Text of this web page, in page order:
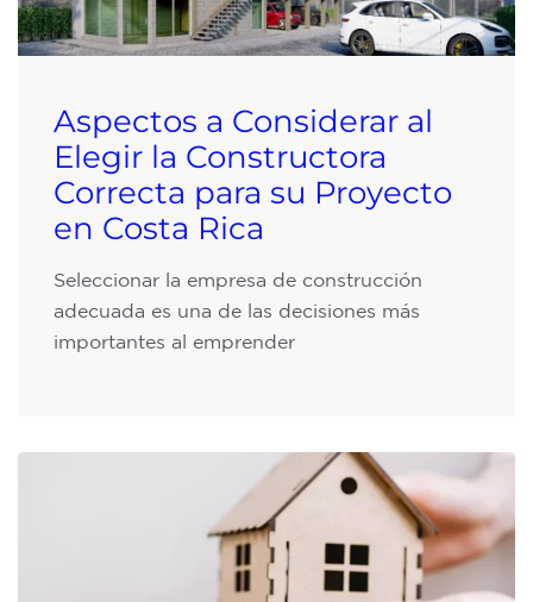
Aspectos a Considerar al
Elegir la Constructora
Correcta para su Proyecto
en Costa Rica
Seleccionar la empresa de construcción
adecuada es una de las decisiones más
importantes al emprender